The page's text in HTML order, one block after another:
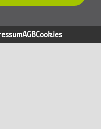
AGBCookies